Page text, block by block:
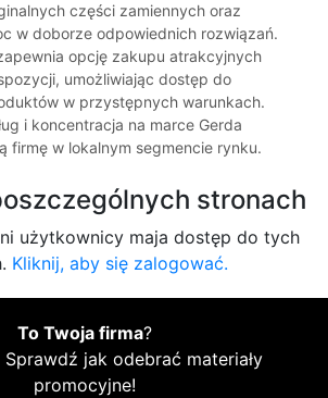
części zamiennych oraz
w doborze odpowiednich rozwiązań.
opcję zakupu atrakcyjnych
umożliwiając dostęp do
w przystępnych warunkach.
i koncentracja na marce Gerda
firmę w lokalnym segmencie rynku.
stronach
użytkownicy maja dostęp do tych
Kliknij, aby się zalogować.
To Twoja firma?
Sprawdź jak odebrać materiały
promocyjne!